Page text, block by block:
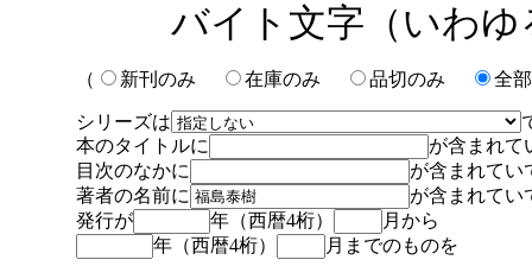
バイト文字（いわ
（ 新刊のみ 在庫のみ 品切のみ 全
シリーズは
本のタイトルに
が含まれて
目次のなかに
が含まれてい
著者の名前に
が含まれてい
発行が
年（西暦4桁）
月から
年（西暦4桁）
月までのものを